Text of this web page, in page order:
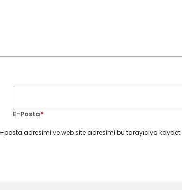
E-Posta*
posta adresimi ve web site adresimi bu tarayıcıya kaydet.